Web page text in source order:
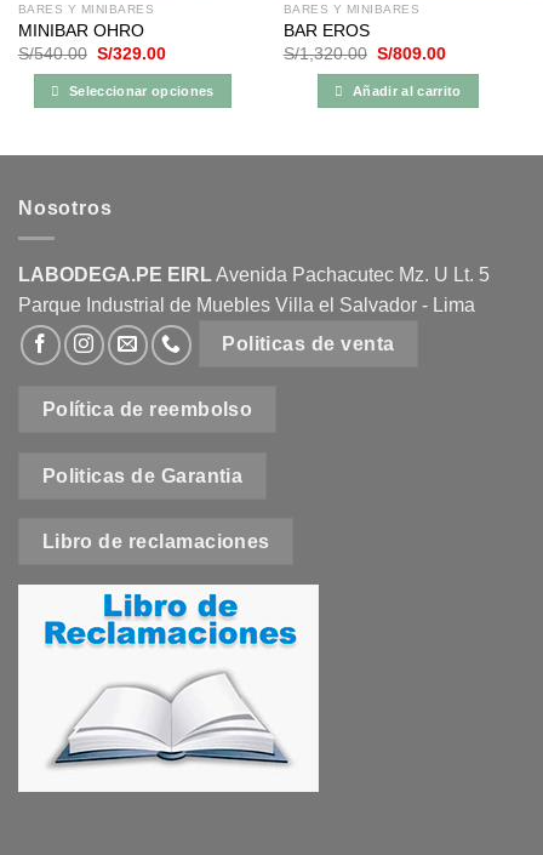
BARES Y MINIBARES
MINIBAR OHRO
S/540.00 El
original
era:
S/329.00El
actual
es:
Seleccionar opciones
múltiples
opciones
se
pueden
elegir
producto
BARES Y MINIBARES
BAR EROS
S/1,320.00 El
original
era:
S/809.00El
actual
es:
Añadir al carrito
Nosotros
LABODEGA.PE EIRLAvenida Pachacutec Mz. U Lt. 5
Parque Industrial de Muebles Villa el Salvador - Lima
Politicas de venta
Política de reembolso
Politicas de Garantia
Libro de reclamaciones